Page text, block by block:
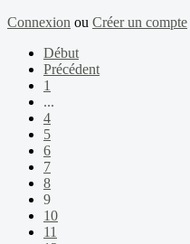
Connexion ou Créer un compte
Début
Précédent
1
...
4
5
6
7
8
9
10
11